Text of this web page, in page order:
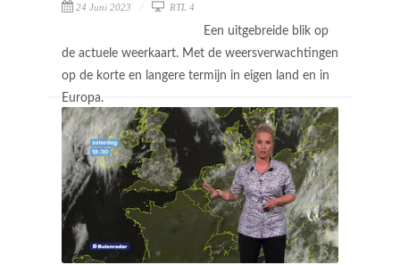
24 Juni 2023 RTL 4
Een uitgebreide blik op
de actuele weerkaart. Met de weersverwachtingen
op de korte en langere termijn in eigen land en in
Europa.